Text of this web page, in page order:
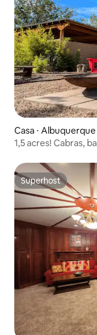
Casa ⋅ Albuquerque
1,5 acres! Cabras,
Superhost
Superhost